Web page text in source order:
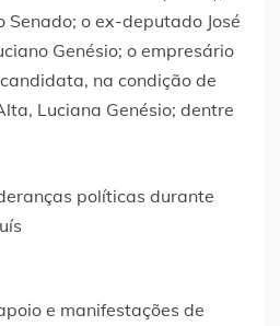
o ex-deputado José
Genésio; o empresário
na condição de
Luciana Genésio; dentre
e manifestações de